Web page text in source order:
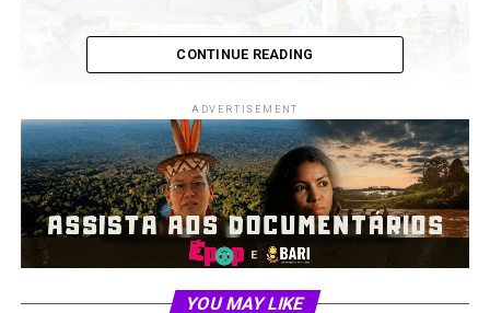
“Os móveis são realmente muito bonitos e de
excelente qualidade. Gostei bastante do que vi,
já entrei em contato com a empresa e
próximo mês”, Fernando Freitas
CONTINUE READING
ADVERTISEMENT
YOU MAY LIKE